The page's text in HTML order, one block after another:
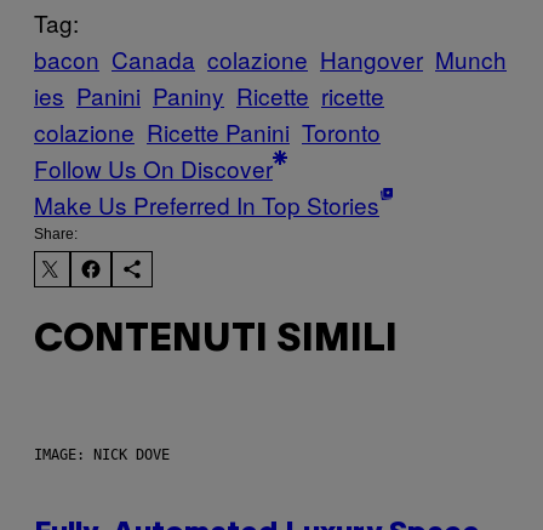
Tag:
bacon Canada colazione Hangover Munch
ies Panini Paniny Ricette ricette
colazione Ricette Panini Toronto
Follow Us On Discover
Make Us Preferred In Top Stories
Share:
CONTENUTI SIMILI
IMAGE: NICK DOVE